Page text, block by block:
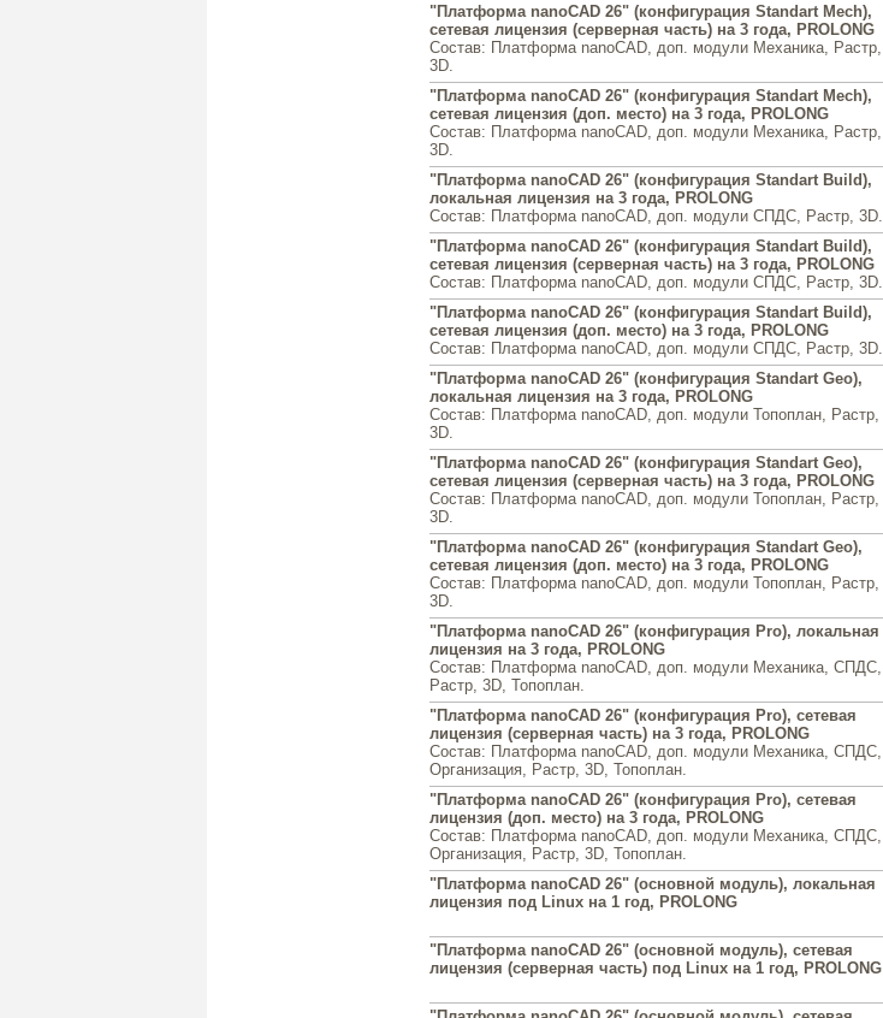
"Платформа nanoCAD 26" (конфигурация Standart Mech),
сетевая лицензия (серверная часть) на 3 года, PROLONG
Состав: Платформа nanoCAD, доп. модули Механика, Растр,
3D.
"Платформа nanoCAD 26" (конфигурация Standart Mech),
сетевая лицензия (доп. место) на 3 года, PROLONG
Состав: Платформа nanoCAD, доп. модули Механика, Растр,
3D.
"Платформа nanoCAD 26" (конфигурация Standart Build),
локальная лицензия на 3 года, PROLONG
Состав: Платформа nanoCAD, доп. модули СПДС, Растр, 3D.
"Платформа nanoCAD 26" (конфигурация Standart Build),
сетевая лицензия (серверная часть) на 3 года, PROLONG
Состав: Платформа nanoCAD, доп. модули СПДС, Растр, 3D.
"Платформа nanoCAD 26" (конфигурация Standart Build),
сетевая лицензия (доп. место) на 3 года, PROLONG
Состав: Платформа nanoCAD, доп. модули СПДС, Растр, 3D.
"Платформа nanoCAD 26" (конфигурация Standart Geo),
локальная лицензия на 3 года, PROLONG
Состав: Платформа nanoCAD, доп. модули Топоплан, Растр,
3D.
"Платформа nanoCAD 26" (конфигурация Standart Geo),
сетевая лицензия (серверная часть) на 3 года, PROLONG
Состав: Платформа nanoCAD, доп. модули Топоплан, Растр,
3D.
"Платформа nanoCAD 26" (конфигурация Standart Geo),
сетевая лицензия (доп. место) на 3 года, PROLONG
Состав: Платформа nanoCAD, доп. модули Топоплан, Растр,
3D.
"Платформа nanoCAD 26" (конфигурация Pro), локальная
лицензия на 3 года, PROLONG
Состав: Платформа nanoCAD, доп. модули Механика, СПДС,
Растр, 3D, Топоплан.
"Платформа nanoCAD 26" (конфигурация Pro), сетевая
лицензия (серверная часть) на 3 года, PROLONG
Состав: Платформа nanoCAD, доп. модули Механика, СПДС,
Организация, Растр, 3D, Топоплан.
"Платформа nanoCAD 26" (конфигурация Pro), сетевая
лицензия (доп. место) на 3 года, PROLONG
Состав: Платформа nanoCAD, доп. модули Механика, СПДС,
Организация, Растр, 3D, Топоплан.
"Платформа nanoCAD 26" (основной модуль), локальная
лицензия под Linux на 1 год, PROLONG
"Платформа nanoCAD 26" (основной модуль), сетевая
лицензия (серверная часть) под Linux на 1 год, PROLONG